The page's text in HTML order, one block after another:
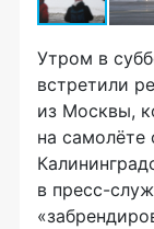
Утром в
встретили
из Москвы,
на самолёте
в пресс-